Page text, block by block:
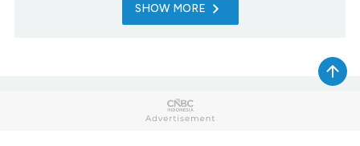
SHOW MORE